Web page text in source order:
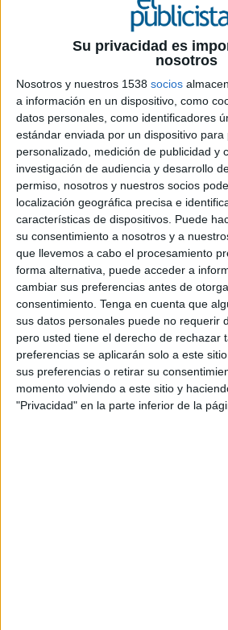
Su privacidad es
nosotros
Nosotros y nuestros 1538 socios
a información en un dispositivo, como
datos personales, como identificadores
estándar enviada por un dispositivo
personalizado, medición de publicidad y
investigación de audiencia y desarrollo
permiso, nosotros y nuestros socios
localización geográfica precisa e
características de dispositivos. Puede
su consentimiento a nosotros y a
que llevemos a cabo el procesamiento
forma alternativa, puede acceder a
cambiar sus preferencias antes de
consentimiento. Tenga en cuenta que
sus datos personales puede no requerir
pero usted tiene el derecho de rechazar
preferencias se aplicarán solo a este
sus preferencias o retirar su
momento volviendo a este sitio y
"Privacidad" en la parte inferior de la
FICHA TÉCNICA
Contacto de cliente: Andrea
Marketing & Trade Lead) y
(Spain PC CSP & Brand Ex Jr)
Agencia: Ogilvy
Director creativo: Pelayo
Equipo creativo: Sheila Soria,
Manuel Oliva
Chief PR & influence officer
Business partner & head of
influence: Rocío Bustamante
Directora de grupo de cuentas: